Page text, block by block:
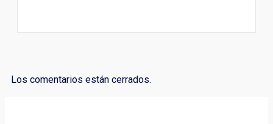
Los comentarios están cerrados.